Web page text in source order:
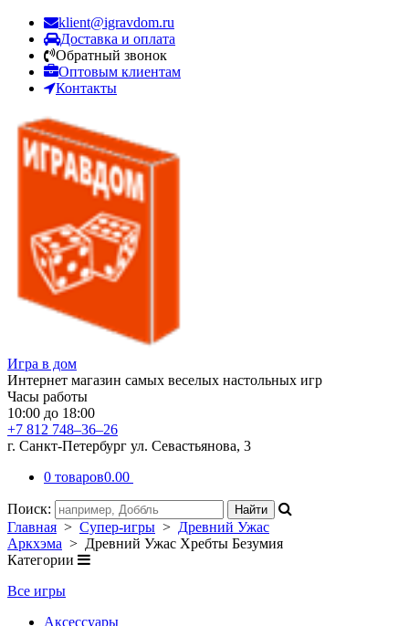
klient@igravdom.ru
Доставка и оплата
Обратный звонок
Оптовым клиентам
Контакты
Игра в дом
Интернет магазин самых веселых настольных игр
Часы работы
10:00 до 18:00
+7 812 748–36–26
г. Санкт-Петербург ул. Севастьянова, 3
0 товаров0.00
Поиск:
Главная > Супер-игры > Древний Ужас
Аркхэма > Древний Ужас Хребты Безумия
Категории
Все игры
Аксессуары